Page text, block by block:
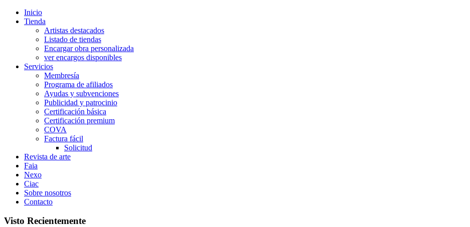
Inicio
Tienda
Artistas destacados
Listado de tiendas
Encargar obra personalizada
ver encargos disponibles
Servicios
Membresía
Programa de afiliados
Ayudas y subvenciones
Publicidad y patrocinio
Certificación básica
Certificación premium
COVA
Factura fácil
Solicitud
Revista de arte
Faia
Nexo
Ciac
Sobre nosotros
Contacto
Visto Recientemente